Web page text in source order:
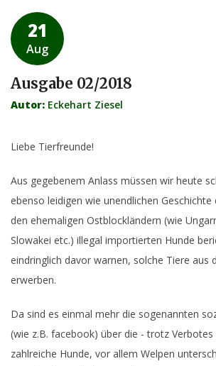
21
Aug
Ausgabe 02/2018
Autor: Eckehart Ziesel
Liebe Tierfreunde!
Aus gegebenem Anlass müssen wir heute
ebenso leidigen wie unendlichen
den ehemaligen Ostblockländern (wie
Slowakei etc.) illegal importierten Hunde
eindringlich davor warnen, solche Tiere aus
erwerben.
Da sind es einmal mehr die sogenannten
(wie z.B. facebook) über die - trotz
zahlreiche Hunde, vor allem Welpen